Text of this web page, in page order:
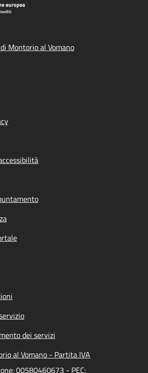
Montorio al Vomano
dei servizi
al Vomano - Partita IVA
00580460673 - PEC: